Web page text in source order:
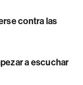
contra las
a escuchar